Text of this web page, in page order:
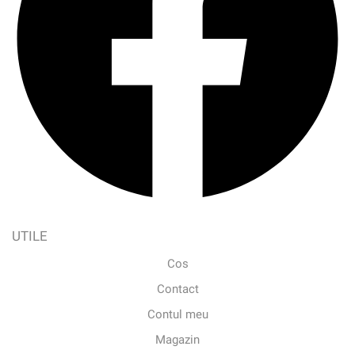
UTILE
Cos
Contact
Contul meu
Magazin